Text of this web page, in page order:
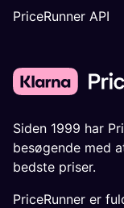
PriceRunner API
Siden 1999 har
besøgende med
bedste priser.
PriceRunner er